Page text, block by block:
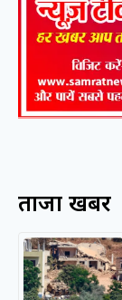
ताजा खबरें